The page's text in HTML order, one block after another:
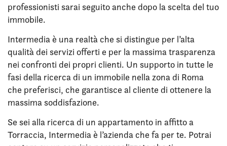
professionisti sarai seguito anche dopo la scelta del tuo
immobile.
Intermedia è una realtà che si distingue per l’alta
qualità dei servizi offerti e per la massima trasparenza
nei confronti dei propri clienti. Un supporto in tutte le
fasi della ricerca di un immobile nella zona di Roma
che preferisci, che garantisce al cliente di ottenere la
massima soddisfazione.
Se sei alla ricerca di un appartamento in affitto a
Torraccia, Intermedia è l’azienda che fa per te. Potrai